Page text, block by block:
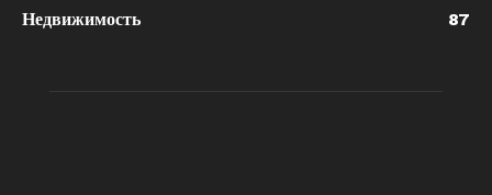
Недвижимость
87